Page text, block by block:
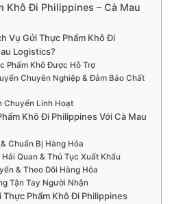
Khô Đi Philippines – Cà Mau
Vụ Gửi Thực Phẩm Khô Đi
Logistics?
Phẩm Khô Được Hỗ Trợ
Chuyên Nghiệp & Đảm Bảo Chất
Chuyển Linh Hoạt
Khô Đi Philippines Với Cà Mau
Chuẩn Bị Hàng Hóa
Quan & Thủ Tục Xuất Khẩu
& Theo Dõi Hàng Hóa
Tận Tay Người Nhận
Thực Phẩm Khô Đi Philippines